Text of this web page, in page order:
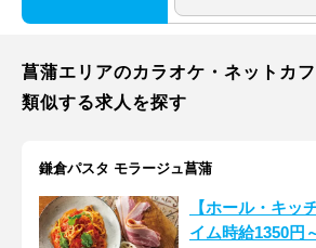
菖蒲エリアのカラオケ・ネットカ
類似する求人を探す
鎌倉パスタ モラージュ菖蒲
【ホール・キッ
イム時給1350円